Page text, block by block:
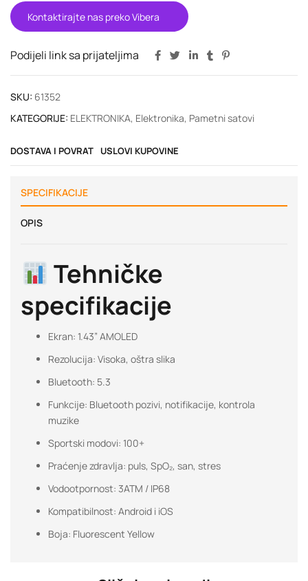
Kontaktirajte nas preko Vibera
Podijeli link sa prijateljima
SKU: 61352
KATEGORIJE: ELEKTRONIKA, Elektronika, Pametni satovi
DOSTAVA I POVRAT USLOVI KUPOVINE
SPECIFIKACIJE
OPIS
Tehničke
specifikacije
Ekran: 1.43” AMOLED
Rezolucija: Visoka, oštra slika
Bluetooth: 5.3
Funkcije: Bluetooth pozivi, notifikacije, kontrola
muzike
Sportski modovi: 100+
Praćenje zdravlja: puls, SpO₂, san, stres
Vodootpornost: 3ATM / IP68
Kompatibilnost: Android i iOS
Boja: Fluorescent Yellow